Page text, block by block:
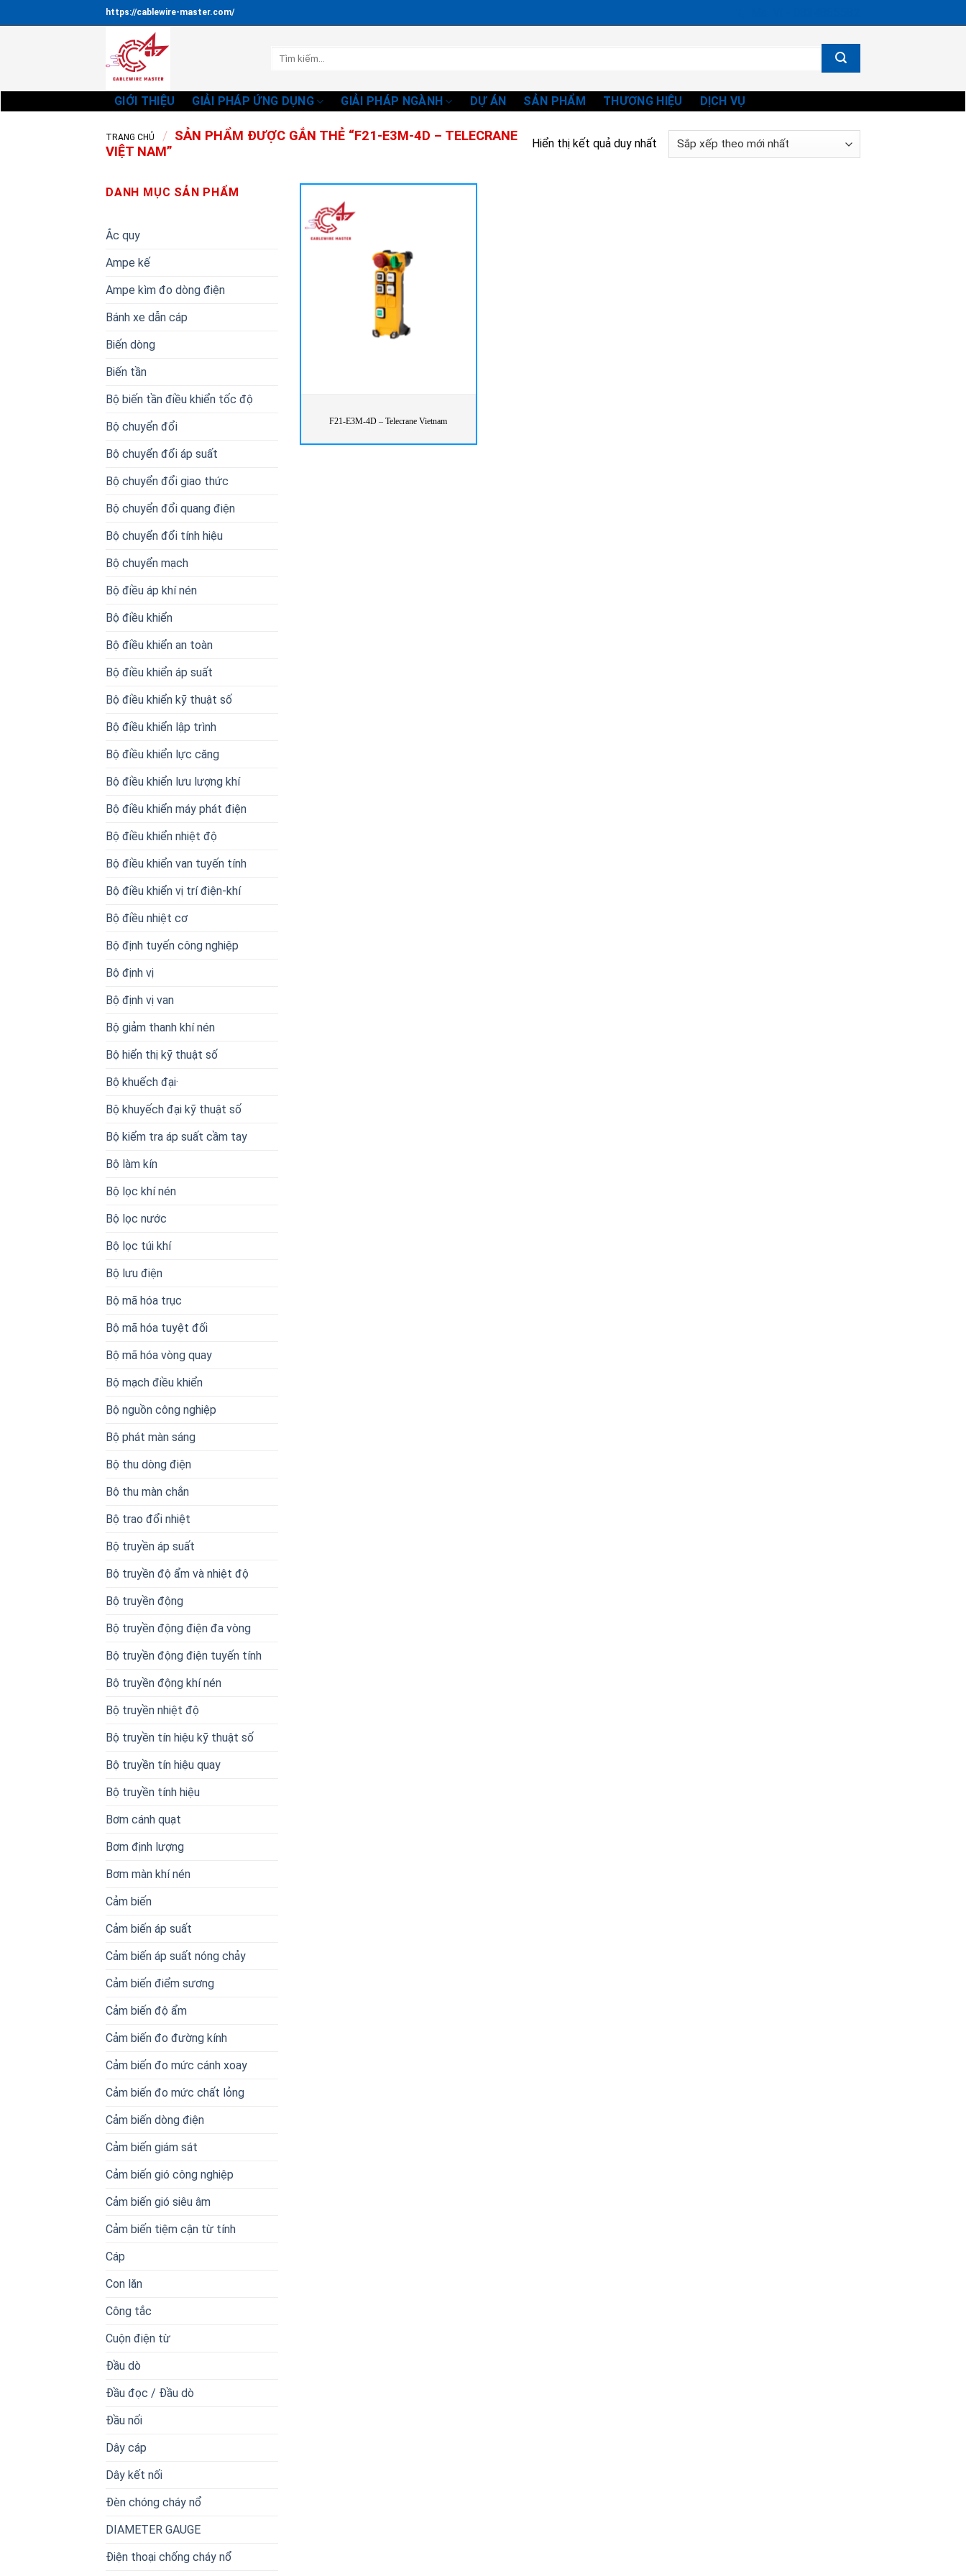
qua
https://cablewire-master.com/
GIỚI THIỆU GIẢI PHÁP ỨNG DỤNG GIẢI PHÁP NGÀNH DỰ ÁN SẢN PHẨM THƯƠNG HIỆU DỊCH VỤ
TRANG CHỦ / SẢN PHẨM ĐƯỢC GẮN THẺ “F21-E3M-4D – TELECRANE
VIỆT NAM”
Hiển thị kết quả duy nhất
DANH MỤC SẢN PHẨM
Ắc quy
Ampe kế
Ampe kìm đo dòng điện
Bánh xe dẫn cáp
Biến dòng
Biến tần
Bộ biến tần điều khiển tốc độ
Bộ chuyển đổi
Bộ chuyển đổi áp suất
Bộ chuyển đổi giao thức
Bộ chuyển đổi quang điện
Bộ chuyển đổi tính hiệu
Bộ chuyển mạch
Bộ điều áp khí nén
Bộ điều khiển
Bộ điều khiển an toàn
Bộ điều khiển áp suất
Bộ điều khiển kỹ thuật số
Bộ điều khiển lập trình
Bộ điều khiển lực căng
Bộ điều khiển lưu lượng khí
Bộ điều khiển máy phát điện
Bộ điều khiển nhiệt độ
Bộ điều khiển van tuyến tính
Bộ điều khiển vị trí điện-khí
Bộ điều nhiệt cơ
Bộ định tuyến công nghiệp
Bộ định vị
Bộ định vị van
Bộ giảm thanh khí nén
Bộ hiển thị kỹ thuật số
Bộ khuếch đại·
Bộ khuyếch đại kỹ thuật số
Bộ kiểm tra áp suất cầm tay
Bộ làm kín
Bộ lọc khí nén
Bộ lọc nước
Bộ lọc túi khí
Bộ lưu điện
Bộ mã hóa trục
Bộ mã hóa tuyệt đối
Bộ mã hóa vòng quay
Bộ mạch điều khiển
Bộ nguồn công nghiệp
Bộ phát màn sáng
Bộ thu dòng điện
Bộ thu màn chắn
Bộ trao đổi nhiệt
Bộ truyền áp suất
Bộ truyền độ ẩm và nhiệt độ
Bộ truyền động
Bộ truyền động điện đa vòng
Bộ truyền động điện tuyến tính
Bộ truyền động khí nén
Bộ truyền nhiệt độ
Bộ truyền tín hiệu kỹ thuật số
Bộ truyền tín hiệu quay
Bộ truyền tính hiệu
Bơm cánh quạt
Bơm định lượng
Bơm màn khí nén
Cảm biến
Cảm biến áp suất
Cảm biến áp suất nóng chảy
Cảm biến điểm sương
Cảm biến độ ẩm
Cảm biến đo đường kính
Cảm biến đo mức cánh xoay
Cảm biến đo mức chất lỏng
Cảm biến dòng điện
Cảm biến giám sát
Cảm biến gió công nghiệp
Cảm biến gió siêu âm
Cảm biến tiệm cận từ tính
Cáp
Con lăn
Công tắc
Cuộn điện từ
Đầu dò
Đầu đọc / Đầu dò
Đầu nối
Dây cáp
Dây kết nối
Đèn chóng cháy nổ
DIAMETER GAUGE
Điện thoại chống cháy nổ
F21-E3M-4D – Telecrane Vietnam